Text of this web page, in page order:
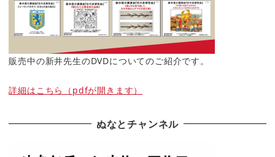
販売中の新井先生のDVDについてのご紹介です。
詳細はこちら（pdfが開きます）
ぬなとチャンネル